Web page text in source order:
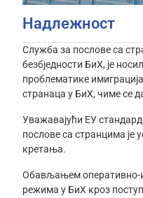
Надлежност
Служба за послове са
безбједности БиХ, је
проблематике
странаца у БиХ, чиме се
Уважавајући ЕУ
послове са странцима
кретања.
Обављањем оперативно-
режима у БиХ кроз